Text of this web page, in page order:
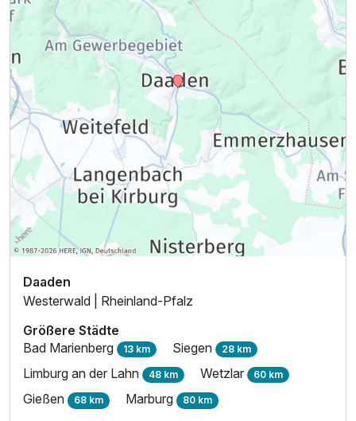
Für 4 Tage 320,00 €
Einzelzimmer Komfort
1 Erwachsenen
Daaden
Westerwald | Rheinland-Pfalz
Größere Städte
Bad Marienberg 13 km Siegen 28 km
Limburg an der Lahn 48 km Wetzlar 60 km
Gießen 68 km Marburg 80 km